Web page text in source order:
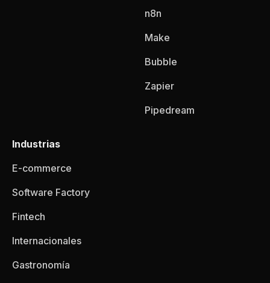
n8n
Make
Bubble
Zapier
Pipedream
Industrias
E-commerce
Software Factory
Fintech
Internacionales
Gastronomía